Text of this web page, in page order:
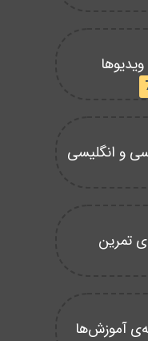
و انگلیسی
تمرین
آموزش‌ها